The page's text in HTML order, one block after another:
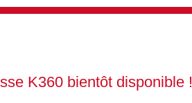
K360 bientôt disponible !